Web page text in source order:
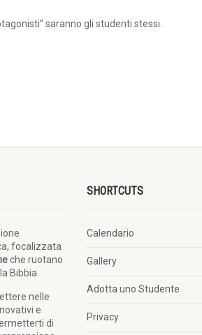
saranno gli studenti stessi.
focalizzata
che ruotano
Bibbia.
nelle
e
di
SHORTCUTS
Calendario
Gallery
Adotta uno Studente
Privacy